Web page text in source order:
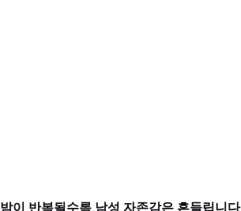
이 반복될수록 남성 자존감은 흔들립니다